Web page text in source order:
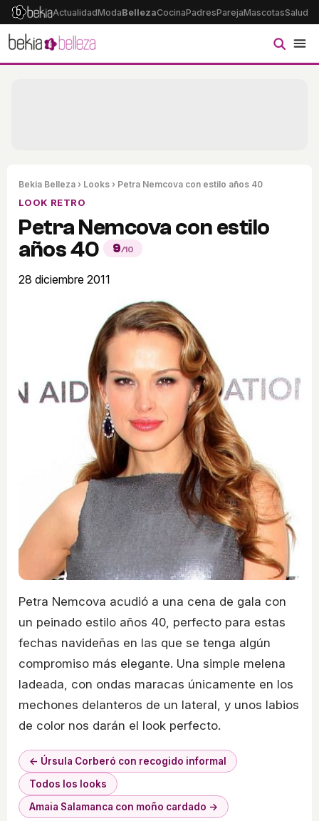
ActualidadModaBellezaCocinaPadresParejaMascotasSalud
Bekia Belleza › Looks › Petra Nemcova con estilo años 40
LOOK RETRO
Petra Nemcova con estilo
años 40
9/10
28 diciembre 2011
Petra Nemcova acudió a una cena de gala con
un peinado estilo años 40, perfecto para estas
fechas navideñas en las que se tenga algún
compromiso más elegante. Una simple melena
ladeada, con ondas maracas únicamente en los
mechones delanteros de un lateral, y unos labios
de color nos darán el look perfecto.
← Úrsula Corberó con recogido informal
Todos los looks
Amaia Salamanca con moño cardado →